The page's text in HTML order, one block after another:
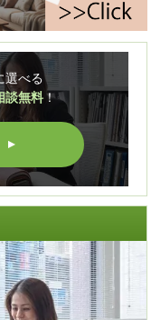
選べる
談無料！
▲